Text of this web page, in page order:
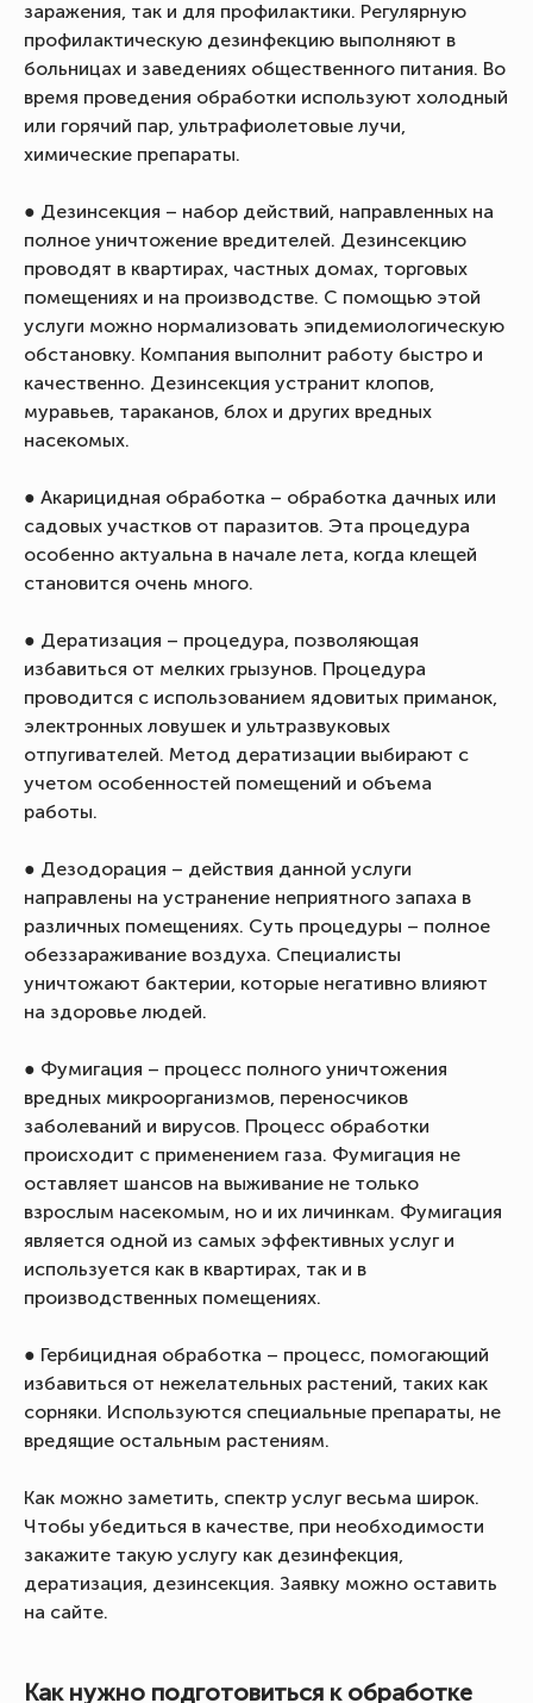
заражения, так и для профилактики. Регулярную
профилактическую дезинфекцию выполняют в
больницах и заведениях общественного питания. Во
время проведения обработки используют холодный
или горячий пар, ультрафиолетовые лучи,
химические препараты.
● Дезинсекция – набор действий, направленных на
полное уничтожение вредителей. Дезинсекцию
проводят в квартирах, частных домах, торговых
помещениях и на производстве. С помощью этой
услуги можно нормализовать эпидемиологическую
обстановку. Компания выполнит работу быстро и
качественно. Дезинсекция устранит клопов,
муравьев, тараканов, блох и других вредных
насекомых.
● Акарицидная обработка – обработка дачных или
садовых участков от паразитов. Эта процедура
особенно актуальна в начале лета, когда клещей
становится очень много.
● Дератизация – процедура, позволяющая
избавиться от мелких грызунов. Процедура
проводится с использованием ядовитых приманок,
электронных ловушек и ультразвуковых
отпугивателей. Метод дератизации выбирают с
учетом особенностей помещений и объема
работы.
● Дезодорация – действия данной услуги
направлены на устранение неприятного запаха в
различных помещениях. Суть процедуры – полное
обеззараживание воздуха. Специалисты
уничтожают бактерии, которые негативно влияют
на здоровье людей.
● Фумигация – процесс полного уничтожения
вредных микроорганизмов, переносчиков
заболеваний и вирусов. Процесс обработки
происходит с применением газа. Фумигация не
оставляет шансов на выживание не только
взрослым насекомым, но и их личинкам. Фумигация
является одной из самых эффективных услуг и
используется как в квартирах, так и в
производственных помещениях.
● Гербицидная обработка – процесс, помогающий
избавиться от нежелательных растений, таких как
сорняки. Используются специальные препараты, не
вредящие остальным растениям.
Как можно заметить, спектр услуг весьма широк.
Чтобы убедиться в качестве, при необходимости
закажите такую услугу как дезинфекция,
дератизация, дезинсекция. Заявку можно оставить
на сайте.
Как нужно подготовиться к обработке